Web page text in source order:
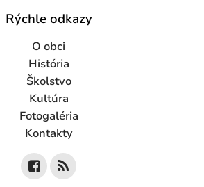
Rýchle odkazy
O obci
História
Školstvo
Kultúra
Fotogaléria
Kontakty